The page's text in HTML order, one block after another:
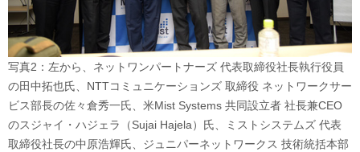
写真2：左から、ネットワンパートナーズ 代表取締役社長執行役員
の田中拓也氏、NTTコミュニケーションズ 取締役 ネットワークサー
ビス部長の佐々倉秀一氏、米Mist Systems 共同設立者 社長兼CEO
のスジャイ・ハジェラ（Sujai Hajela）氏、ミストシステムズ 代表
取締役社長の中原浩輝氏、ジュニパーネットワークス 技術統括本部